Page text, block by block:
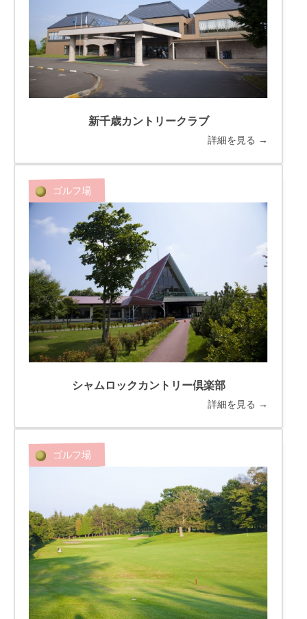
新千歳カントリークラブ
詳細を見る →
ゴルフ場
シャムロックカントリー倶楽部
詳細を見る →
ゴルフ場